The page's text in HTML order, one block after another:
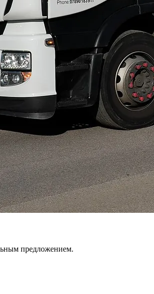
предложением.